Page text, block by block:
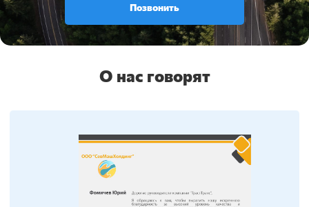
Позвонить
О нас говорят